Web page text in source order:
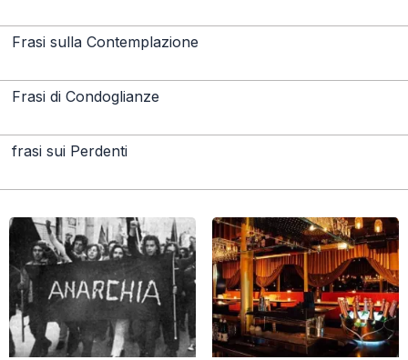
Frasi sulla Contemplazione
Frasi di Condoglianze
frasi sui Perdenti